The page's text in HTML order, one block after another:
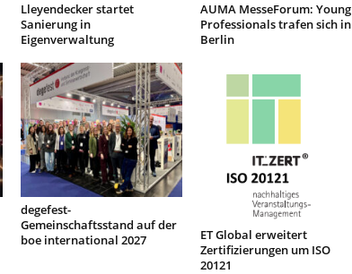
Lleyendecker startet
Sanierung in
Eigenverwaltung
AUMA MesseForum: Young
Professionals trafen sich in
Berlin
degefest-
Gemeinschaftsstand auf der
boe international 2027
ET Global erweitert
Zertifizierungen um ISO
20121